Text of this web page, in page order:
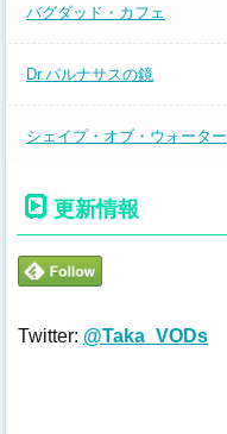
バグダッド・カフェ
Dr.パルナサスの鏡
シェイプ・オブ・ウォーター
更新情報
Twitter: @Taka_VODs